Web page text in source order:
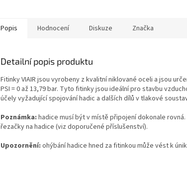
Popis Hodnocení Diskuze Značka
Detailní popis produktu
Fitinky VIAIR jsou vyrobeny z kvalitní niklované oceli a jsou
PSI = 0 až 13,79 bar. Tyto fitinky jsou ideální pro stavbu
účely vyžadující spojování hadic a dalších dílů v tlakové
Poznámka: hadice musí být v místě připojení dokonale
řezačky na hadice (viz doporučené příslušenství).
Upozornění: ohýbání hadice hned za fitinkou může vést k